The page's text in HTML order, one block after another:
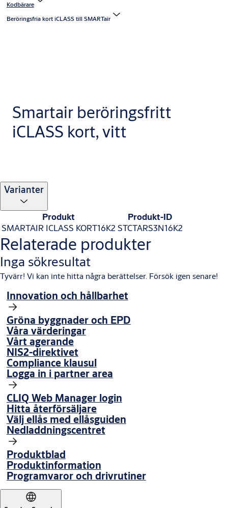
Kodbärare
Beröringsfria kort iCLASS till SMARTair
Smartair beröringsfritt
iCLASS kort, vitt
Varianter
Produkt
Produkt-ID
SMARTAIR ICLASS KORT16K2 STCTARS3N16K2
Relaterade produkter
Inga sökresultat
Tyvärr! Vi kan inte hitta några berättelser. Försök igen senare!
Innovation och hållbarhet
Gröna byggnader och EPD
Våra värderingar
Vårt agerande
NIS2-direktivet
Compliance klausul
Logga in i partner area
CLIQ Web Manager login
Hitta återförsäljare
Välj ellås med ellåsguiden
Nedladdningscentret
Produktblad
Produktinformation
Programvaror och drivrutiner